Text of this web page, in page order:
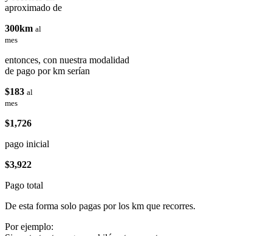
aproximado de
300km al
mes
entonces, con nuestra modalidad
de pago por km serían
$183 al
mes
$1,726
pago inicial
$3,922
Pago total
De esta forma solo pagas por los km que recorres.
Por ejemplo: